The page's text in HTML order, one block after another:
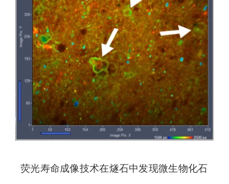
荧光寿命成像技术在燧石中发现微生物化石